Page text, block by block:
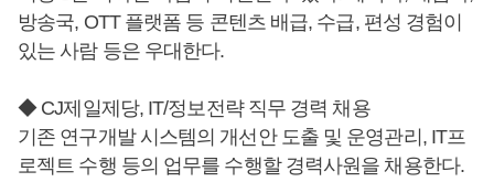
방송국, OTT 플랫폼 등 콘텐츠 배급, 수급, 편성 경험이
있는 사람 등은 우대한다.
◆ CJ제일제당, IT/정보전략 직무 경력 채용
기존 연구개발 시스템의 개선안 도출 및 운영관리, IT프
로젝트 수행 등의 업무를 수행할 경력사원을 채용한다.